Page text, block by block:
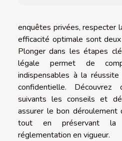
enquêtes privées, respecter
efficacité optimale sont
Plonger dans les étapes
légale permet de
indispensables à la
confidentielle. Découvrez
suivants les conseils et
assurer le bon déroulement
tout en préservant la
réglementation en vigueur.